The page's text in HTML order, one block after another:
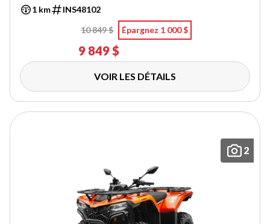
1 km
INS48102
10 849 $
Épargnez 1 000 $
9 849 $
VOIR LES DÉTAILS
2